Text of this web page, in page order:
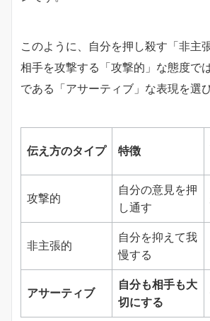
このように、自分を押し殺す「非主
相手を攻撃する「攻撃的」な態度で
である「アサーティブ」な表現を選
伝え方のタイプ 特徴
攻撃的
自分の意見を押
し通す
非主張的
自分を抑えて我
慢する
アサーティブ
自分も相手も大
切にする